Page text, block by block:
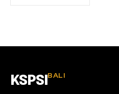
KSPSI BALI